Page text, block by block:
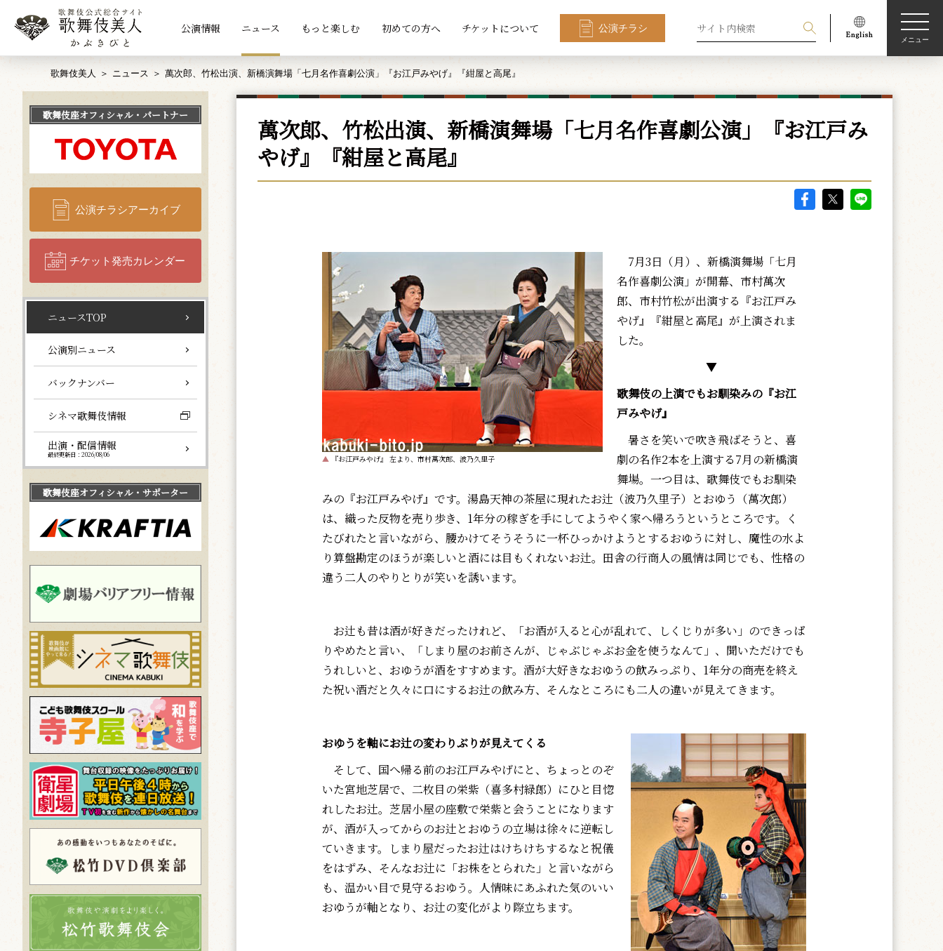
公演情報 ニュース もっと楽しむ 初めての方へ チケットについて 公演チラシ
メニュー
歌舞伎美人 ニュース 萬次郎、竹松出演、新橋演舞場「七月名作喜劇公演」『お江戸みやげ』『紺屋と高尾』
萬次郎、竹松出演、新橋演舞場「七月名作喜劇公演」『お江戸み
やげ』『紺屋と高尾』
▲ 『お江戸みやげ』 左より、市村萬次郎、波乃久里子
7月3日（月）、新橋演舞場「七月
名作喜劇公演」が開幕、市村萬次
郎、市村竹松が出演する『お江戸み
やげ』『紺屋と高尾』が上演されま
した。
▼
歌舞伎の上演でもお馴染みの『お江
戸みやげ』
暑さを笑いで吹き飛ばそうと、喜
劇の名作2本を上演する7月の新橋演
舞場。一つ目は、歌舞伎でもお馴染
みの『お江戸みやげ』です。湯島天神の茶屋に現れたお辻（波乃久里子）とおゆう（萬次郎）
は、織った反物を売り歩き、1年分の稼ぎを手にしてようやく家へ帰ろうというところです。く
たびれたと言いながら、腰かけてそうそうに一杯ひっかけようとするおゆうに対し、魔性の水よ
り算盤勘定のほうが楽しいと酒には目もくれないお辻。田舎の行商人の風情は同じでも、性格の
違う二人のやりとりが笑いを誘います。
お辻も昔は酒が好きだったけれど、「お酒が入ると心が乱れて、しくじりが多い」のできっぱ
りやめたと言い、「しまり屋のお前さんが、じゃぶじゃぶお金を使うなんて」、聞いただけでも
うれしいと、おゆうが酒をすすめます。酒が大好きなおゆうの飲みっぷり、1年分の商売を終え
た祝い酒だと久々に口にするお辻の飲み方、そんなところにも二人の違いが見えてきます。
おゆうを軸にお辻の変わりぶりが見えてくる
そして、国へ帰る前のお江戸みやげにと、ちょっとのぞ
いた宮地芝居で、二枚目の栄紫（喜多村緑郎）にひと目惚
れしたお辻。芝居小屋の座敷で栄紫と会うことになります
が、酒が入ってからのお辻とおゆうの立場は徐々に逆転し
ていきます。しまり屋だったお辻はけちけちするなと祝儀
をはずみ、そんなお辻に「お株をとられた」と言いながら
も、温かい目で見守るおゆう。人情味にあふれた気のいい
おゆうが軸となり、お辻の変化がより際立ちます。
歌舞伎座オフィシャル・パートナー
公演チラシアーカイブ
チケット発売カレンダー
ニュースTOP
公演別ニュース
バックナンバー
シネマ歌舞伎情報
出演・配信情報
最終更新日：2026/08/06
歌舞伎座オフィシャル・サポーター